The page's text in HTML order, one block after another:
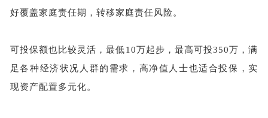
好覆盖家庭责任期，转移家庭责任风险。
可投保额也比较灵活，最低10万起步，最高可投350万，满
足各种经济状况人群的需求，高净值人士也适合投保，实
现资产配置多元化。